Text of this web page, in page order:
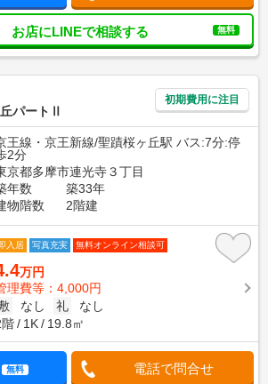
お店にLINEで相談する 無料
パートⅡ
初期費用に注目
王線・京王新線/聖蹟桜ヶ丘駅 バス:7分:停
2分
京都多摩市連光寺３丁目
年数
築33年
物階数
2階建
入居 写真充実 無料オンライン相談可
万円
理費等：4,000円
なし 礼
なし
階
1K 19.8㎡
無料 電話で問合せ